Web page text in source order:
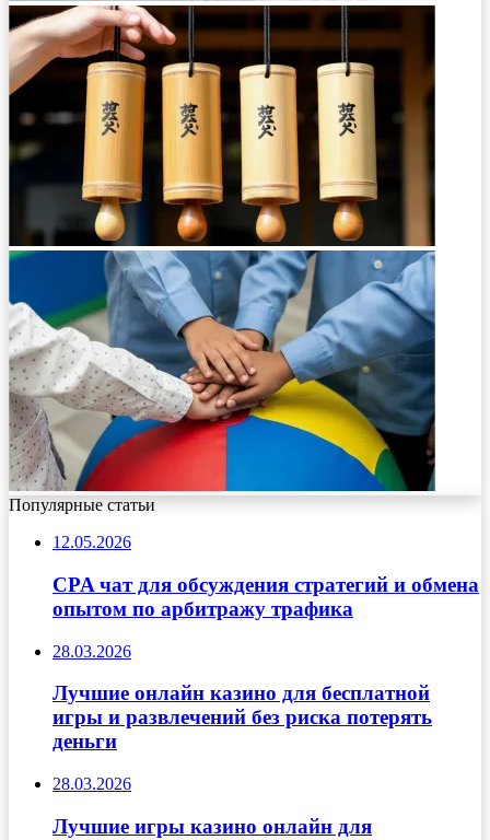
Популярные статьи
12.05.2026
CPA чат для обсуждения стратегий и обмена
опытом по арбитражу трафика
28.03.2026
Лучшие онлайн казино для бесплатной
игры и развлечений без риска потерять
деньги
28.03.2026
Лучшие игры казино онлайн для